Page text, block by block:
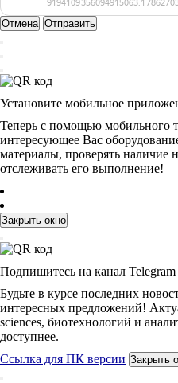
Отмена Отправить
Установите мобильное
Теперь с помощью мобильного
интересующее Вас
материалы, проверять наличие
отслеживать его выполнение!
Закрыть окно
Подпишитесь на канал
Будьте в курсе последних
интересных предложений!
sciences, биотехнологий и
доступнее.
Ссылка для ПК версии Закрыть